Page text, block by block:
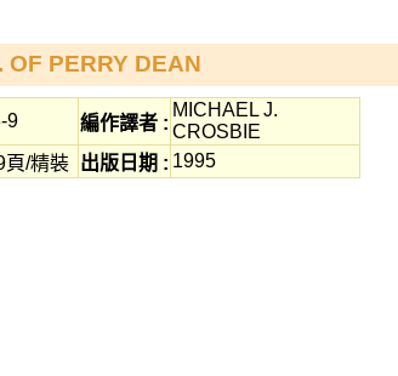
PERRY DEAN
9 編作譯者 :
MICHAEL J.
CROSBIE
頁/精裝 出版日期 : 1995